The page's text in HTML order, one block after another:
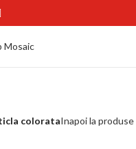
colorataInapoi la produse